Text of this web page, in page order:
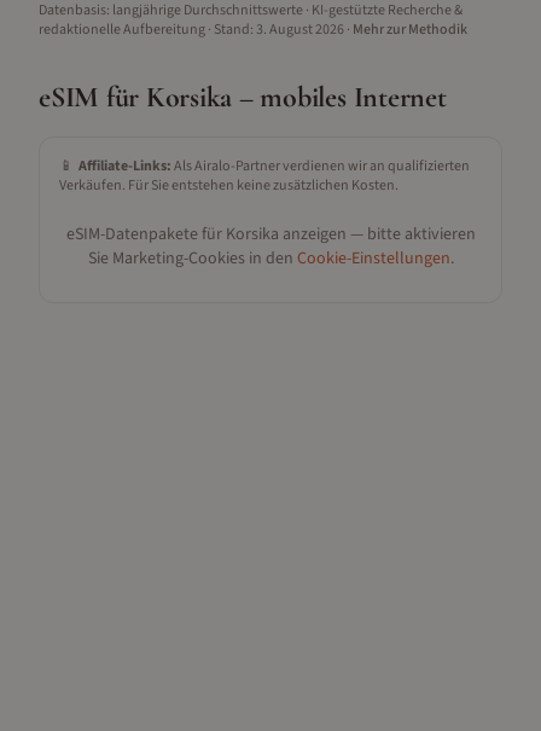
Datenbasis: langjährige Durchschnittswerte · KI-gestützte Recherche &
redaktionelle Aufbereitung· Stand: 3. August 2026· Mehr zur Methodik
eSIM für Korsika – mobiles Internet
📱 Affiliate-Links:Als Airalo-Partner verdienen wir an qualifizierten
Verkäufen. Für Sie entstehen keine zusätzlichen Kosten.
eSIM-Datenpakete für Korsika anzeigen — bitte aktivieren
Sie Marketing-Cookies in den Cookie-Einstellungen.